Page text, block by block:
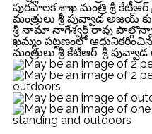
పురపాలక శాఖ మంత్రి శ్రీ
మంత్రులు శ్రీ పువ్వాడ అజయ్
శ్రీ నామా నాగేశ్వర్ రావు
ఖమ్మం పట్టణంలో
మంత్రులు శ్రీ కేటీఆర్, శ్రీ